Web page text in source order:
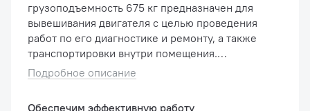
грузоподъемность 675 кг предназначен для
вывешивания двигателя с целью проведения
работ по его диагностике и ремонту, а также
транспортировки внутри помещения.
Специальный механизм вращения
обеспечивает изменение угла вывешенного
Подробное описание
Обеспечим эффективную работу